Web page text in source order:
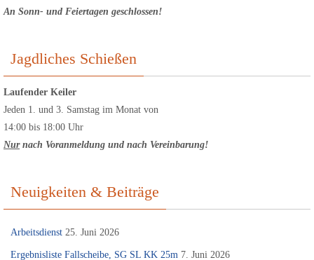
An Sonn- und Feiertagen geschlossen!
Jagdliches Schießen
Laufender Keiler
Jeden 1. und 3. Samstag im Monat von
14:00 bis 18:00 Uhr
Nurnach Voranmeldung und nach Vereinbarung!
Neuigkeiten & Beiträge
Arbeitsdienst 25. Juni 2026
Ergebnisliste Fallscheibe, SG SL KK 25m 7. Juni 2026